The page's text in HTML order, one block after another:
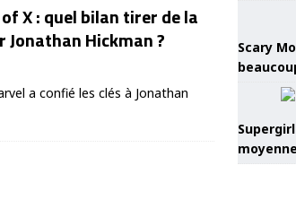
X : quel bilan tirer de la
Jonathan Hickman ?
a confié les clés à Jonathan
Scary